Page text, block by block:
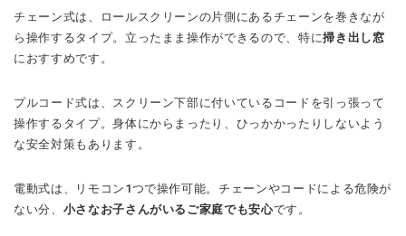
チェーン式は、ロールスクリーンの片側にあるチェーンを巻きなが
ら操作するタイプ。立ったまま操作ができるので、特に掃き出し窓
におすすめです。
プルコード式は、スクリーン下部に付いているコードを引っ張って
操作するタイプ。身体にからまったり、ひっかかったりしないよう
な安全対策もあります。
電動式は、リモコン1つで操作可能。チェーンやコードによる危険が
ない分、 小さなお子さんがいるご家庭でも安心です。